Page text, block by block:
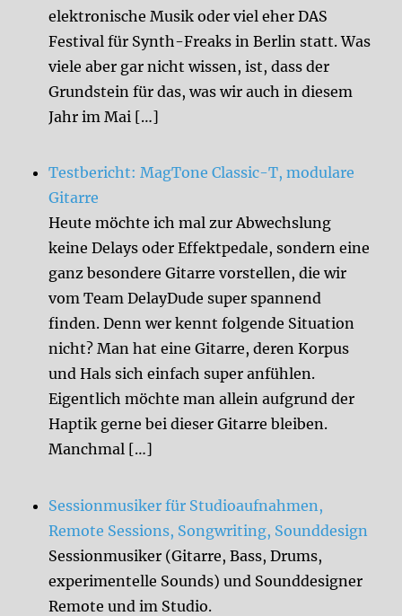
elektronische Musik oder viel eher DAS
Festival für Synth-Freaks in Berlin statt. Was
viele aber gar nicht wissen, ist, dass der
Grundstein für das, was wir auch in diesem
Jahr im Mai […]
Testbericht: MagTone Classic-T, modulare
Gitarre
Heute möchte ich mal zur Abwechslung
keine Delays oder Effektpedale, sondern eine
ganz besondere Gitarre vorstellen, die wir
vom Team DelayDude super spannend
finden. Denn wer kennt folgende Situation
nicht? Man hat eine Gitarre, deren Korpus
und Hals sich einfach super anfühlen.
Eigentlich möchte man allein aufgrund der
Haptik gerne bei dieser Gitarre bleiben.
Manchmal […]
Sessionmusiker für Studioaufnahmen,
Remote Sessions, Songwriting, Sounddesign
Sessionmusiker (Gitarre, Bass, Drums,
experimentelle Sounds) und Sounddesigner
Remote und im Studio.